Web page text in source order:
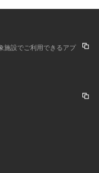
ルレーベル商品で
扱いとなります。
各店までお願
イテムをリーズナブ
ルです。
施設でご利用できるアプ